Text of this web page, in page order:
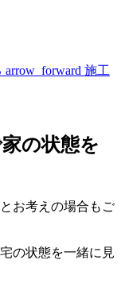
arrow_forward 施工
の状態を
お考えの場合もご
の状態を一緒に見